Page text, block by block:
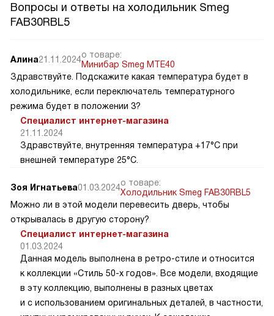
Вопросы и ответы на холодильник Smeg
FAB30RBL5
Алина21.11.2024о товаре:
Минибар Smeg MTE40
Здравствуйте. Подскажите какая температура будет в
холодильнике, если переключатель температурного
режима будет в положении 3?
Специалист интернет-магазина
21.11.2024
Здравствуйте, внутренняя температура +17°C при
внешней температуре 25°C.
Зоя Игнатьева01.03.2024о товаре:
Холодильник Smeg FAB30RBL5
Можно ли в этой модели перевесить дверь, чтобы
открывалась в другую сторону?
Специалист интернет-магазина
01.03.2024
Данная модель выполнена в ретро-стиле и относится
к коллекции «Стиль 50-х годов». Все модели, входящие
в эту коллекцию, выполнены в разных цветах
и с использованием оригинальных деталей, в частности,